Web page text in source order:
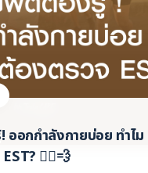
อกกำลังกายบ่อย ทำไม
🏃‍♂️💨